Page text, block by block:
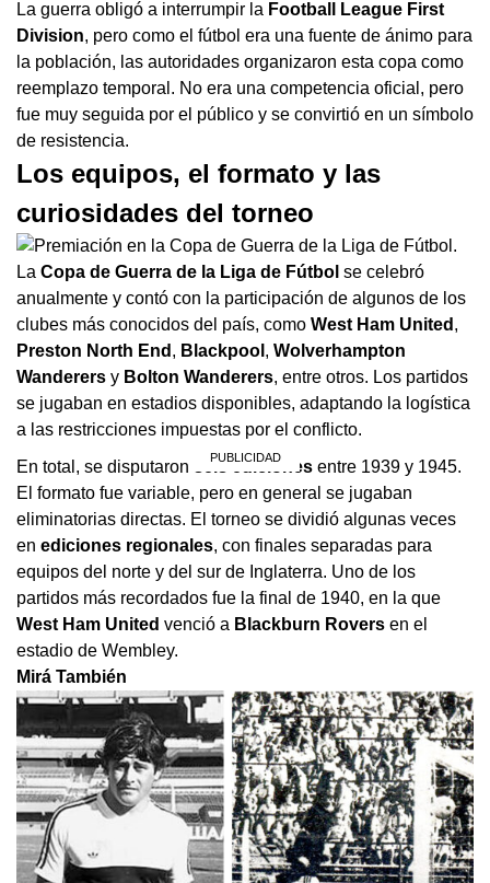
La guerra obligó a interrumpir la Football League First
Division, pero como el fútbol era una fuente de ánimo para
la población, las autoridades organizaron esta copa como
reemplazo temporal. No era una competencia oficial, pero
fue muy seguida por el público y se convirtió en un símbolo
de resistencia.
Los equipos, el formato y las
curiosidades del torneo
La Copa de Guerra de la Liga de Fútbol se celebró
anualmente y contó con la participación de algunos de los
clubes más conocidos del país, como West Ham United ,
Preston North End , Blackpool , Wolverhampton
Wanderers y Bolton Wanderers, entre otros. Los partidos
se jugaban en estadios disponibles, adaptando la logística
a las restricciones impuestas por el conflicto.
En total, se disputaron
seis ediciones entre 1939 y 1945.
El formato fue variable, pero en general se jugaban
eliminatorias directas. El torneo se dividió algunas veces
en ediciones regionales, con finales separadas para
equipos del norte y del sur de Inglaterra. Uno de los
partidos más recordados fue la final de 1940, en la que
West Ham United venció a Blackburn Rovers en el
estadio de Wembley.
Mirá También